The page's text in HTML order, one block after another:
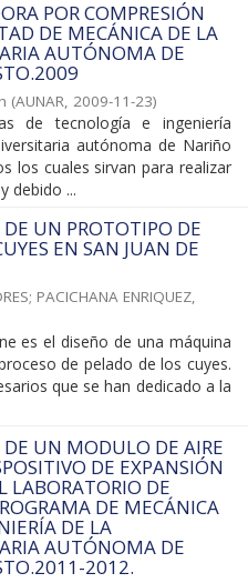
POR COMPRESIÓN
DE MECÁNICA DE LA
AUTÓNOMA DE
(AUNAR, 2009-11-23)
de tecnología e ingeniería
autónoma de Nariño
los cuales sirvan para realizar
debido ...
UN PROTOTIPO DE
EN SAN JUAN DE
; PACICHANA ENRIQUEZ,
es el diseño de una máquina
de pelado de los cuyes.
que se han dedicado a la
UN MODULO DE AIRE
DE EXPANSIÓN
LABORATORIO DE
DE MECÁNICA
DE LA
AUTÓNOMA DE
2012.